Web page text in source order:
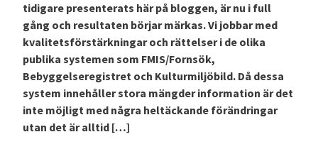
tidigare presenterats här på bloggen, är nu i full
gång och resultaten börjar märkas. Vi jobbar med
kvalitetsförstärkningar och rättelser i de olika
publika systemen som FMIS/Fornsök,
Bebyggelseregistret och Kulturmiljöbild. Då dessa
system innehåller stora mängder information är det
inte möjligt med några heltäckande förändringar
utan det är alltid […]